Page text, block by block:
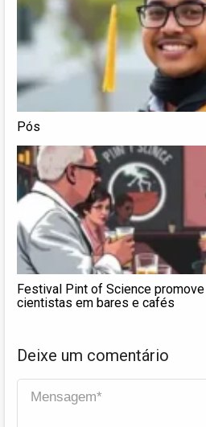
Pós
Festival Pint of Science
cientistas em bares e cafés
Deixe um comentário